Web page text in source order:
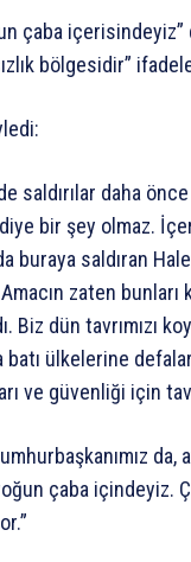
çaba
bölgesidir”
saldırılar daha
bir şey olmaz.
buraya saldıran
zaten bunları
Biz dün tavrımızı
batı ülkelerine
ve güvenliği için
çaba içindeyiz.